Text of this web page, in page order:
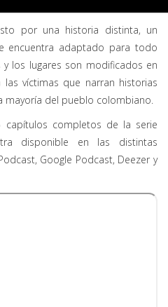
por una historia distinta, un
encuentra adaptado para todo
los lugares son modificados en
víctimas que narran historias
del pueblo colombiano.
completos de la serie
disponible en las distintas
Google Podcast, Deezer y